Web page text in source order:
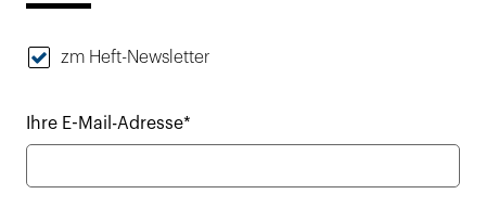
zm Heft-Newsletter
Ihre E-Mail-Adresse*